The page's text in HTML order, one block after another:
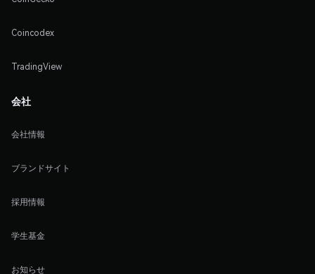
Coincodex
TradingView
会社
会社情報
ブランドサイト
採用情報
学生基金
お知らせ